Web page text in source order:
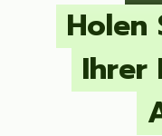
Holen
Ihrer